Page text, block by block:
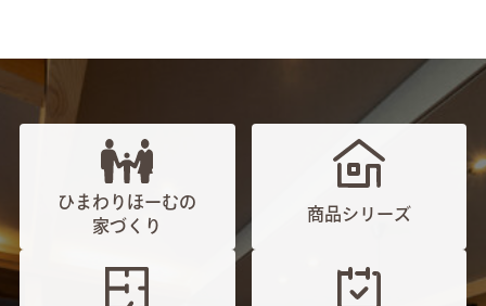
ひまわりほーむの
家づくり
商品シリーズ